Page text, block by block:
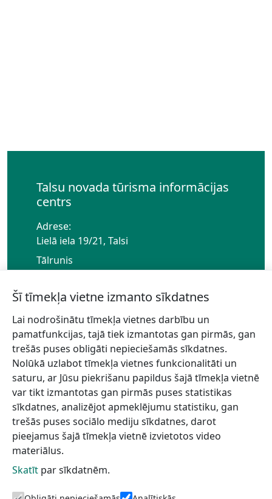
Talsu novada tūrisma informācijas
centrs
Adrese:
Lielā iela 19/21, Talsi
Tālrunis
Epasts
tic@talsi.lv
Darba laiks
I-V
9-17
VI
10-14
VII
10-14
Šī tīmekļa vietne izmanto sīkdatnes
Lai nodrošinātu tīmekļa vietnes darbību un
pamatfunkcijas, tajā tiek izmantotas gan pirmās, gan
trešās puses obligāti nepieciešamās sīkdatnes.
Nolūkā uzlabot tīmekļa vietnes funkcionalitāti un
saturu, ar Jūsu piekrišanu papildus šajā tīmekļa vietnē
var tikt izmantotas gan pirmās puses statistikas
sīkdatnes, analizējot apmeklējumu statistiku, gan
trešās puses sociālo mediju sīkdatnes, darot
pieejamus šajā tīmekļa vietnē izvietotos video
materiālus.
Skatīt par sīkdatnēm.